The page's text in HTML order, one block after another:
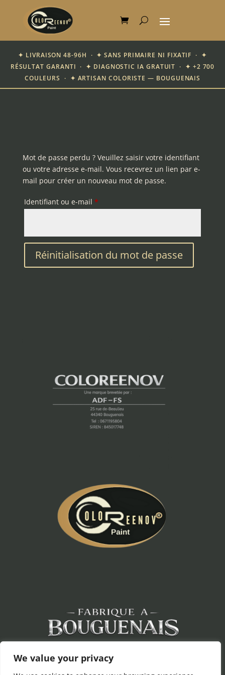
We value your privacy
✦ LIVRAISON 48-96H · ✦ SANS PRIMAIRE NI FIXATIF · ✦
RÉSULTAT GARANTI · ✦ DIAGNOSTIC IA GRATUIT · ✦ +2 700
COULEURS · ✦ ARTISAN COLORISTE — BOUGUENAIS
Mot de passe perdu ? Veuillez saisir votre identifiant
ou votre adresse e-mail. Vous recevrez un lien par e-
mail pour créer un nouveau mot de passe.
Identifiant ou e-mail *Obligatoire
Réinitialisation du mot de passe